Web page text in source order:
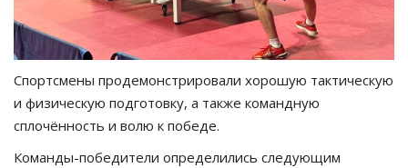
Спортсмены продемонстрировали хорошую тактическую
и физическую подготовку, а также командную
сплочённость и волю к победе.
Команды-победители определились следующим